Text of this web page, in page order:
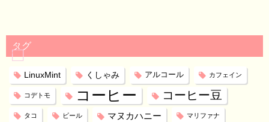
タグ
LinuxMint くしゃみ アルコール カフェイン
コデトモ コーヒー コーヒー豆
タコ ビール マヌカハニー マリファナ